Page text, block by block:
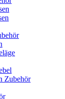
Zubehör